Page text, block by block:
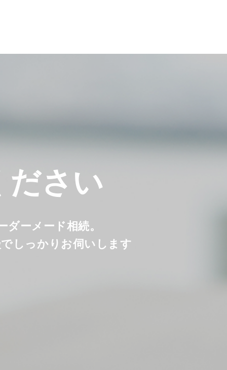
ださい
ーメード相続。
しっかりお伺いします